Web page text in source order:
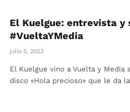
El Kuelgue: entrevista y
#VueltaYMedia
julio 5, 2023
El Kuelgue vino a Vuelta y Media
disco «Hola precioso» que le da